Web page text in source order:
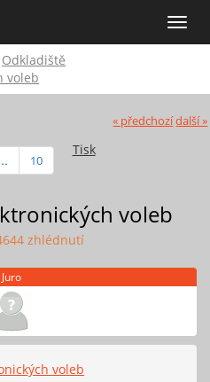
Toggle
Odkladiště
voleb
« předchozídalší »
Tisk
10
voleb
zhlédnutí
Juro
voleb